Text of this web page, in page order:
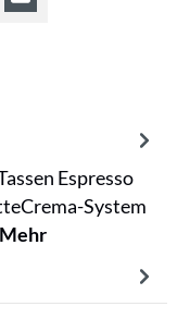
Espresso
System
Mehr